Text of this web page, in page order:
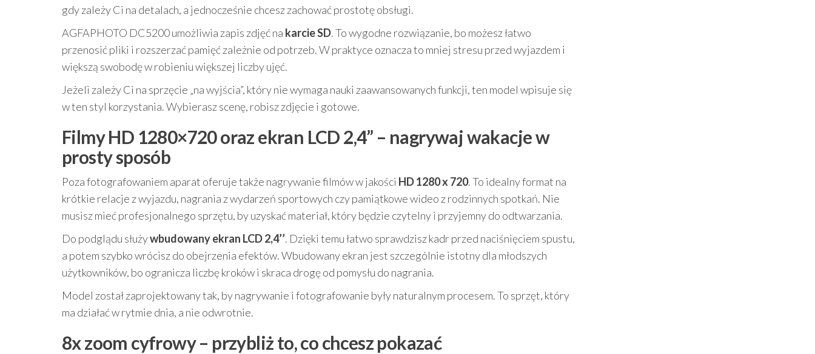
gdy zależy Ci na detalach, a jednocześnie chcesz zachować prostotę obsługi.
AGFAPHOTO DC5200 umożliwia zapis zdjęć na karcie SD. To wygodne rozwiązanie, bo możesz łatwo
przenosić pliki i rozszerzać pamięć zależnie od potrzeb. W praktyce oznacza to mniej stresu przed wyjazdem i
większą swobodę w robieniu większej liczby ujęć.
Jeżeli zależy Ci na sprzęcie „na wyjścia”, który nie wymaga nauki zaawansowanych funkcji, ten model wpisuje się
w ten styl korzystania. Wybierasz scenę, robisz zdjęcie i gotowe.
Filmy HD 1280×720 oraz ekran LCD 2,4” – nagrywaj wakacje w
prosty sposób
Poza fotografowaniem aparat oferuje także nagrywanie filmów w jakości HD 1280 x 720. To idealny format na
krótkie relacje z wyjazdu, nagrania z wydarzeń sportowych czy pamiątkowe wideo z rodzinnych spotkań. Nie
musisz mieć profesjonalnego sprzętu, by uzyskać materiał, który będzie czytelny i przyjemny do odtwarzania.
Do podglądu służywbudowany ekran LCD 2,4’’. Dzięki temu łatwo sprawdzisz kadr przed naciśnięciem spustu,
a potem szybko wrócisz do obejrzenia efektów. Wbudowany ekran jest szczególnie istotny dla młodszych
użytkowników, bo ogranicza liczbę kroków i skraca drogę od pomysłu do nagrania.
Model został zaprojektowany tak, by nagrywanie i fotografowanie były naturalnym procesem. To sprzęt, który
ma działać w rytmie dnia, a nie odwrotnie.
8x zoom cyfrowy – przybliż to, co chcesz pokazać